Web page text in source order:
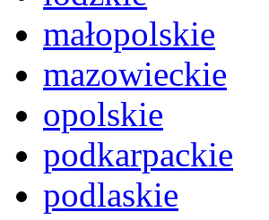
małopolskie
mazowieckie
opolskie
podkarpackie
podlaskie